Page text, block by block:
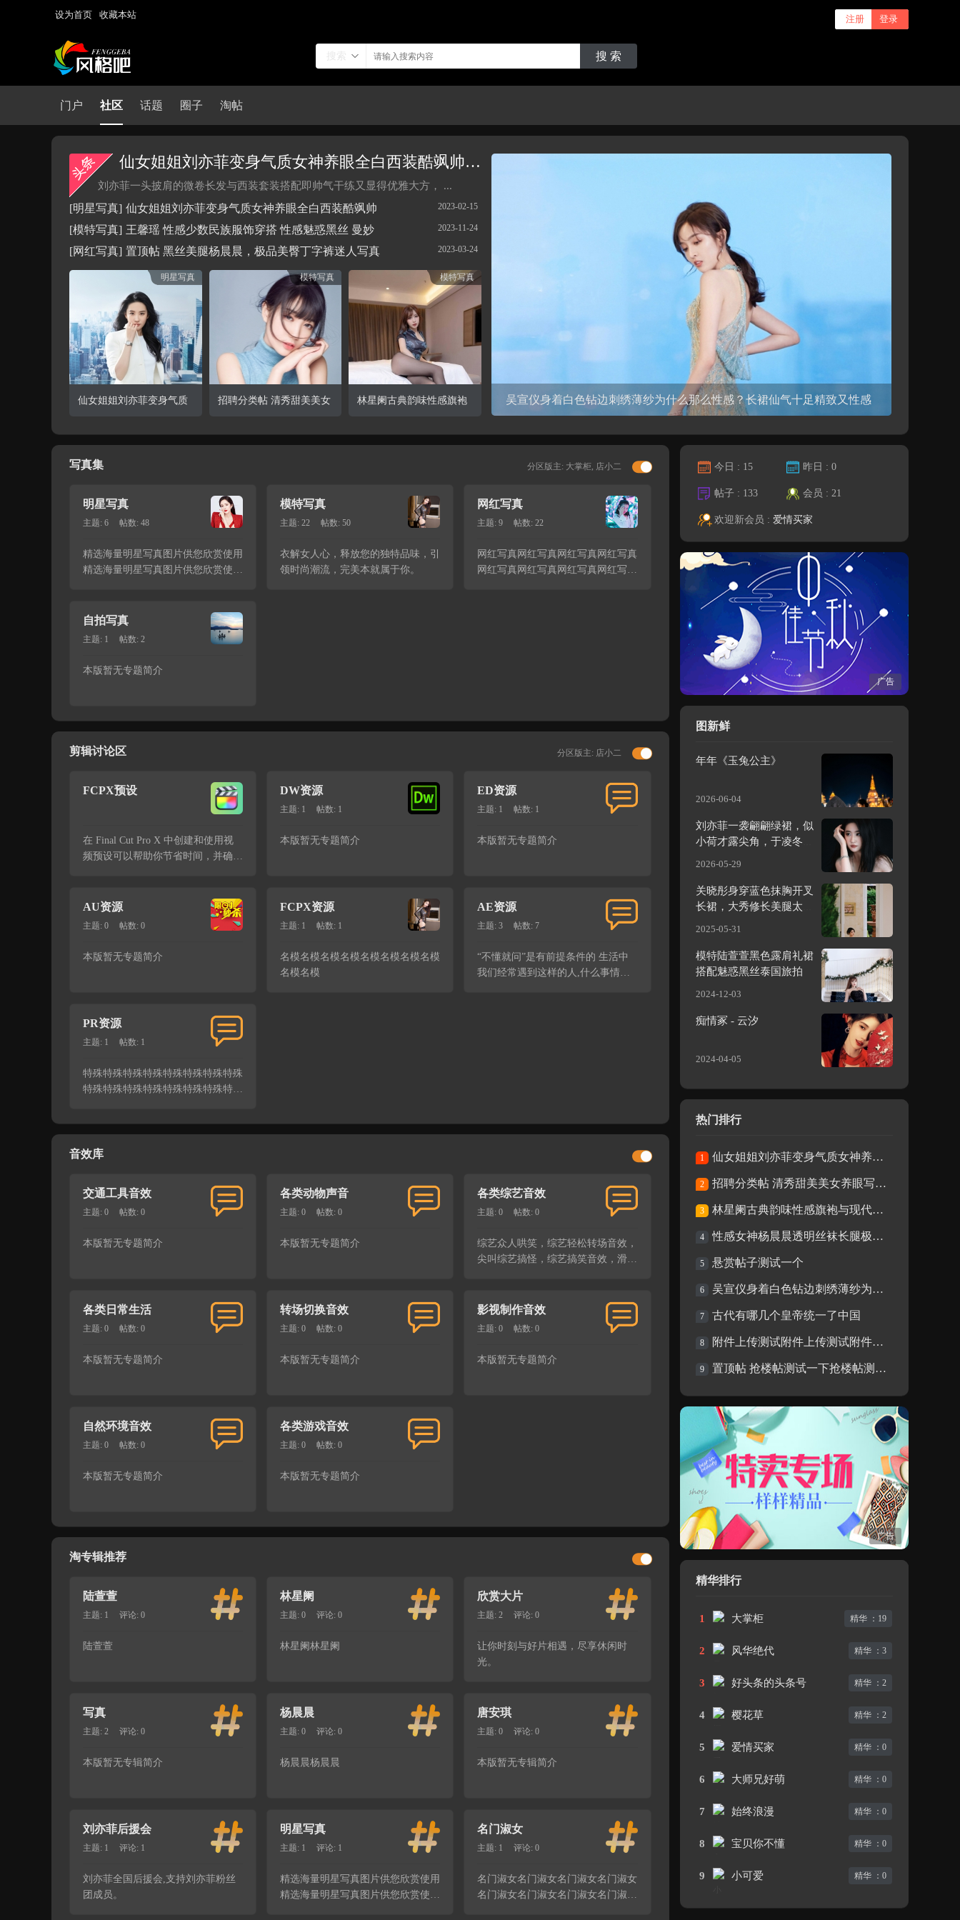
设为首页 收藏本站 登录
注册
搜索 搜 索
门户 社区 话题 圈子 淘帖
仙女姐姐刘亦菲变身气质女神养眼全白西装酷飒帅气，御姐风美艳动
刘亦菲一头披肩的微卷长发与西装套装搭配即帅气干练又显得优雅大方， ...
[明星写真] 仙女姐姐刘亦菲变身气质女神养眼全白西装酷飒帅 2023-02-15
[模特写真] 王馨瑶 性感少数民族服饰穿搭 性感魅惑黑丝 曼妙 2023-11-24
[网红写真] 置顶帖 黑丝美腿杨晨晨，极品美臀丁字裤迷人写真 2023-03-24
明星写真
查看详情
仙女姐姐刘亦菲变身气质
女神养眼全白西装酷飒帅
气，御姐风
模特写真
查看详情
招聘分类帖 清秀甜美美女
养眼写真清秀甜美美女养
模特写真
查看详情
林星阑古典韵味性感旗袍
与现代极致丝袜高跟性感
林星阑古典韵味性感旗袍与现代极致丝袜高跟性感美腿私房写真
分区版主: 大掌柜, 店小二
写真集
明星写真
主题: 6 帖数: 48
精选海量明星写真图片供您欣赏使用
精选海量明星写真图片供您欣赏使用
精选海量明星写真图片供您欣赏使用
精选海量明星写真图片 ...
模特写真
主题: 22 帖数: 50
衣解女人心，释放您的独特品味，引
领时尚潮流，完美本就属于你。
网红写真
主题: 9 帖数: 22
网红写真网红写真网红写真网红写真
网红写真网红写真网红写真网红写真
自拍写真
主题: 1 帖数: 2
本版暂无专题简介
分区版主: 店小二
剪辑讨论区
FCPX预设
在 Final Cut Pro X 中创建和使用视
频预设可以帮助你节省时间，并确保
基本步骤和技巧。 ...
DW资源
主题: 1 帖数: 1
本版暂无专题简介
ED资源
主题: 1 帖数: 1
本版暂无专题简介
AU资源
主题: 0 帖数: 0
本版暂无专题简介
FCPX资源
主题: 1 帖数: 1
名模名模名模名模名模名模名模名模
名模名模
AE资源
主题: 3 帖数: 7
“不懂就问”是有前提条件的 生活中
我们经常遇到这样的人,什么事情自
PR资源
主题: 1 帖数: 1
特殊特殊特殊特殊特殊特殊特殊特殊
特殊特殊特殊特殊特殊特殊特殊特殊
音效库
交通工具音效
主题: 0 帖数: 0
本版暂无专题简介
各类动物声音
主题: 0 帖数: 0
本版暂无专题简介
各类综艺音效
主题: 0 帖数: 0
综艺众人哄笑，综艺轻松转场音效，
尖叫综艺搞怪，综艺搞笑音效，滑稽
各类日常生活
主题: 0 帖数: 0
本版暂无专题简介
转场切换音效
主题: 0 帖数: 0
本版暂无专题简介
影视制作音效
主题: 0 帖数: 0
本版暂无专题简介
自然环境音效
主题: 0 帖数: 0
本版暂无专题简介
各类游戏音效
主题: 0 帖数: 0
本版暂无专题简介
淘专辑推荐
陆萱萱
主题: 1 评论: 0
陆萱萱
林星阑
主题: 0 评论: 0
林星阑林星阑
欣赏大片
主题: 2 评论: 0
让你时刻与好片相遇，尽享休闲时
光。
写真
主题: 2 评论: 0
本版暂无专辑简介
杨晨晨
主题: 0 评论: 0
杨晨晨杨晨晨
唐安琪
主题: 0 评论: 0
本版暂无专辑简介
刘亦菲后援会
主题: 1 评论: 1
刘亦菲全国后援会,支持刘亦菲粉丝
团成员。
明星写真
主题: 1 评论: 1
精选海量明星写真图片供您欣赏使用
精选海量明星写真图片供您欣赏使用
名门淑女
主题: 1 评论: 0
名门淑女名门淑女名门淑女名门淑女
名门淑女名门淑女名门淑女名门淑女
今日 : 15 昨日 :0
帖子 : 133 会员 :21
欢迎新会员 : 爱情买家
广告
图新鲜
年年《玉兔公主》
2026-06-04
刘亦菲一袭翩翩绿裙，似
小荷才露尖角，于凌冬中
2026-05-29
关晓彤身穿蓝色抹胸开叉
长裙，大秀修长美腿太迷
2025-05-31
模特陆萱萱黑色露肩礼裙
搭配魅惑黑丝泰国旅拍
2024-12-03
痴情冢 - 云汐
2024-04-05
热门排行
1 仙女姐姐刘亦菲变身气质女神养眼全白西装酷
2 招聘分类帖 清秀甜美美女养眼写真清秀甜美
3 林星阑古典韵味性感旗袍与现代极致丝袜高跟
4 性感女神杨晨晨透明丝袜长腿极致魅惑
5 悬赏帖子测试一个
6 吴宣仪身着白色钻边刺绣薄纱为什么那么性感
7 古代有哪几个皇帝统一了中国
8 附件上传测试附件上传测试附件上传测试附件
9 置顶帖 抢楼帖测试一下抢楼帖测试一下抢楼
广告
精华排行
精华 ：19
1 大掌柜
精华 ：3
2 风华绝代
精华 ：2
3 好头条的头条号
精华 ：2
4 樱花草
精华 ：0
5 爱情买家
精华 ：0
6 大师兄好萌
精华 ：0
7 始终浪漫
精华 ：0
8 宝贝你不懂
精华 ：0
9 小可爱